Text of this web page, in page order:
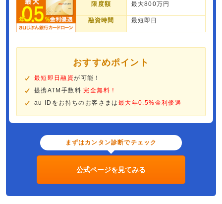
限度額 最大800万円
融資時間 最短即日
おすすめポイント
最短即日融資が可能！
提携ATM手数料完全無料！
au IDをお持ちのお客さまは 最大年0.5%金利優遇
まずはカンタン診断でチェック
公式ページを見てみる